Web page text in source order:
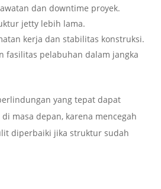
dan downtime proyek.
jetty lebih lama.
kerja dan stabilitas konstruksi.
fasilitas pelabuhan dalam jangka
yang tepat dapat
masa depan, karena mencegah
diperbaiki jika struktur sudah